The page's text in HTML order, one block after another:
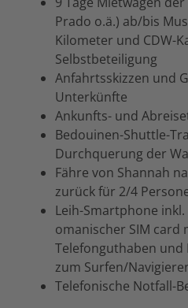
Prado o.ä.) ab/bis
Kilometer und CDW-
Selbstbeteiligung
Anfahrtsskizzen und
Unterkünfte
Ankunfts- und
Bedouinen-Shuttle-
Durchquerung der
Fähre von Shannah
zurück für 2/4
Leih-Smartphone
omanischer SIM card
Telefonguthaben und
zum Surfen/
Telefonische Notfall-